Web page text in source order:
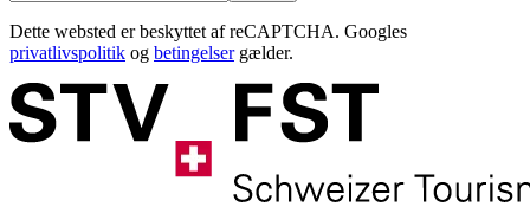
Dette websted er beskyttet af reCAPTCHA. Googles
privatlivspolitik og betingelsergælder.